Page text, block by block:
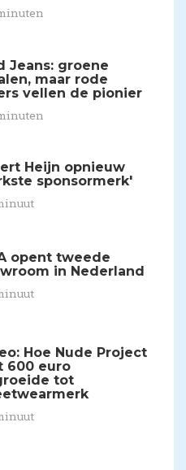
Jeans: groene
maar rode
vellen de pionier
Heijn opnieuw
sponsormerk'
opent tweede
in Nederland
Hoe Nude Project
600 euro
tot